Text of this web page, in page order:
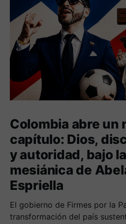
Colombia abre un
capítulo: Dios,
y autoridad, bajo
mesiánica de
Espriella
El gobierno de Firmes por la
transformación del país